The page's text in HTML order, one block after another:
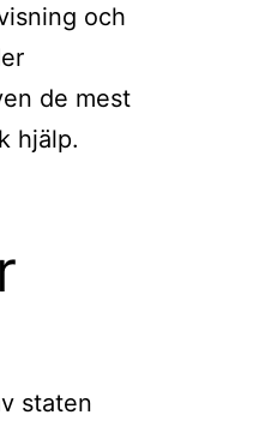
och
de mest
hjälp.
staten